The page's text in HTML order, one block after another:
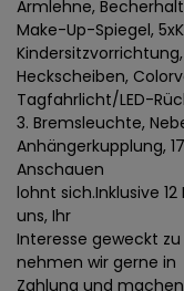
Armlehne,
Make-Up-Spiegel,
Heckscheiben,
Tagfahrlicht/LED-
3. Bremsleuchte,
Anhängerkupplung,
Anschauen
lohnt sich.Inklusive 12
uns, Ihr
Interesse geweckt
nehmen wir gerne in
Zahlung und